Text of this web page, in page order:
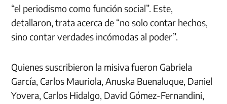
“el periodismo como función social”. Este,
detallaron, trata acerca de “no solo contar hechos,
sino contar verdades incómodas al poder”.
Quienes suscribieron la misiva fueron Gabriela
García, Carlos Mauriola, Anuska Buenaluque, Daniel
Yovera, Carlos Hidalgo, David Gómez-Fernandini,